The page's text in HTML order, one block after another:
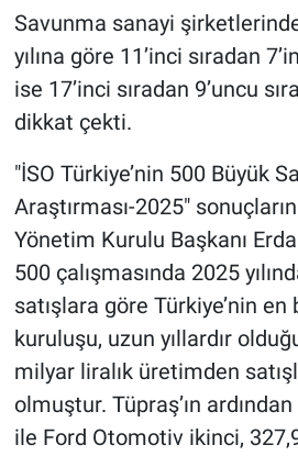
Savunma sanayi
yılına göre 11’inci sıradan
ise 17’inci sıradan 9’uncu
dikkat çekti.
"İSO Türkiye’nin 500 Büyük
Araştırması-2025"
Yönetim Kurulu Başkanı
500 çalışmasında 2025
satışlara göre Türkiye’nin en
kuruluşu, uzun yıllardır
milyar liralık üretimden
olmuştur. Tüpraş’ın
ile Ford Otomotiv ikinci,